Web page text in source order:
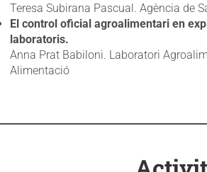
Teresa Subirana Pascual. Agència de
El control oficial agroalimentari en
laboratoris.
Anna Prat Babiloni. Laboratori
Alimentació